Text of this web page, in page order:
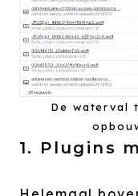
De waterval
1. Plugins